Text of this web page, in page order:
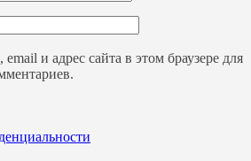
и адрес сайта в этом браузере для